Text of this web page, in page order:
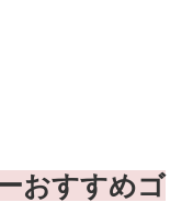
おすすめゴ